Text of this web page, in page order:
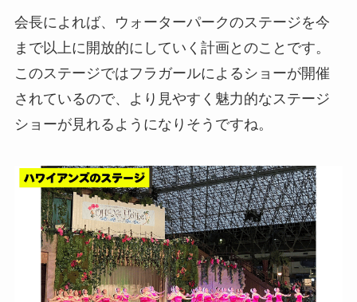
会長によれば、ウォーターパークのステージを今
まで以上に開放的にしていく計画とのことです。
このステージではフラガールによるショーが開催
されているので、より見やすく魅力的なステージ
ショーが見れるようになりそうですね。